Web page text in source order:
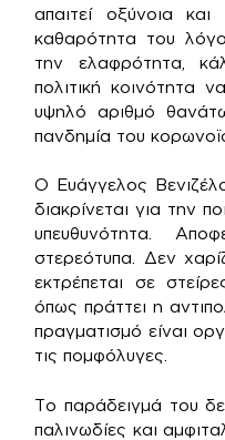
απαιτεί οξύνοια
καθαρότητα του
την ελαφρότητα,
πολιτική κοινότητα
υψηλό αριθμό
πανδημία του
Ο Ευάγγελος
διακρίνεται για την
υπευθυνότητα.
στερεότυπα. Δεν
εκτρέπεται σε
όπως πράττει η
πραγματισμό είναι
τις πομφόλυγες.
Το παράδειγμά του
παλινωδίες και